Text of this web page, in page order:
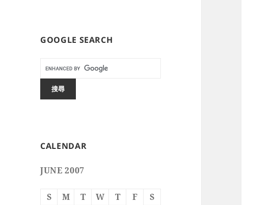
GOOGLE SEARCH
CALENDAR
JUNE 2007
S M T W T F
S